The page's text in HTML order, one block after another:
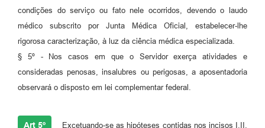
condições do serviço ou fato nele ocorridos, devendo o laudo
médico subscrito por Junta Médica Oficial, estabelecer-lhe
rigorosa caracterização, à luz da ciência médica especializada.
§ 5º - Nos casos em que o Servidor exerça atividades e
consideradas penosas, insalubres ou perigosas, a aposentadoria
observará o disposto em lei complementar federal.
Art 5º Excetuando-se as hipóteses contidas nos incisos I,II,